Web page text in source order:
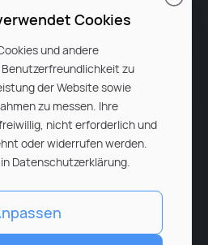
Cookies
und andere
zu
der Website sowie
zu messen. Ihre
nicht erforderlich und
oder widerrufen werden.
Datenschutzerklärung.